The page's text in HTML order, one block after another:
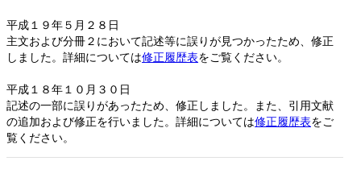
平成１９年５月２８日
主文および分冊２において記述等に誤りが見つかったため、修正
しました。詳細については修正履歴表をご覧ください。
平成１８年１０月３０日
記述の一部に誤りがあったため、修正しました。また、引用文献
の追加および修正を行いました。詳細については修正履歴表をご
覧ください。